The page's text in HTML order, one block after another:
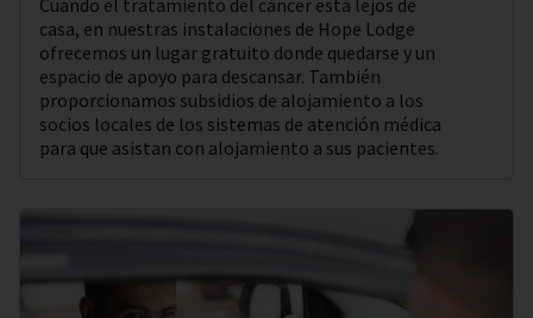
casa, en nuestras instalaciones de Hope Lodge
ofrecemos un lugar gratuito donde quedarse y un
espacio de apoyo para descansar. También
proporcionamos subsidios de alojamiento a los
socios locales de los sistemas de atención médica
para que asistan con alojamiento a sus pacientes.